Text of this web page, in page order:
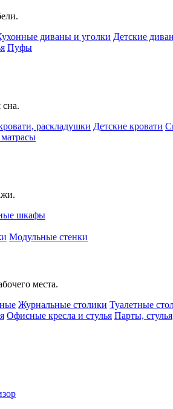
диваны и уголки Детские
Пуфы
раскладушки Детские кровати
шкафы
Модульные стенки
места.
Журнальные столики Туалетные
Офисные кресла и стулья Парты, стулья